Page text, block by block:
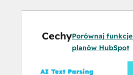
Być może zatrudniasz
musi znać język Python, lub
korzystał z HubSpot. Jak
CechyPorównaj funkcje
planów HubSpot